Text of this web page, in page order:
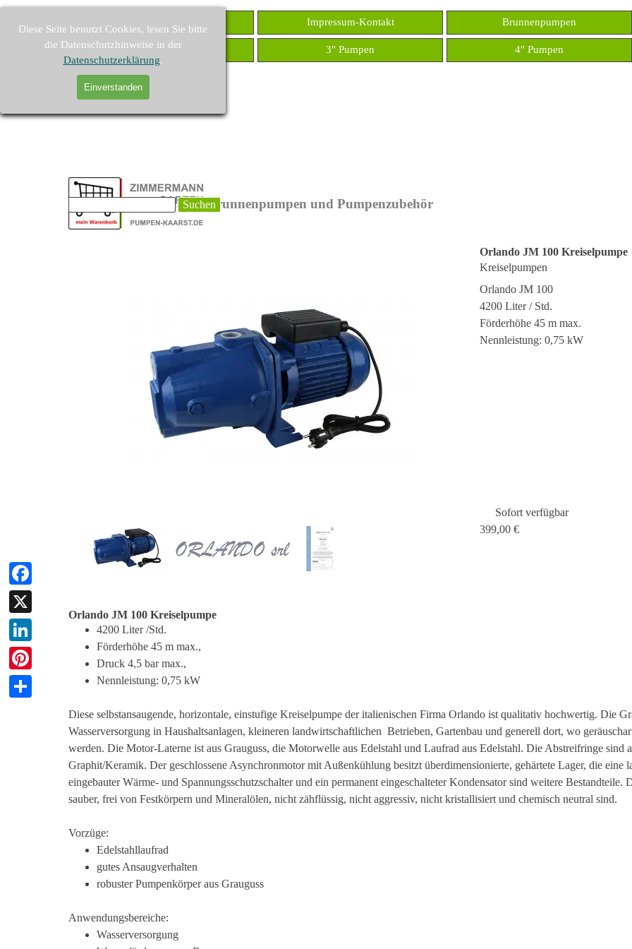
Diese Seite benutzt Cookies, lesen Sie bitte
die Datenschutzhinweise in der
Datenschutzerklärung.
Einverstanden
Direkt zum Seiteninhalt
Menü überspringen
Impressum-Kontakt Brunnenpumpen
Druckschalter ▼
3" Pumpen ▼
4" Pumpen
PUMPEN-KAARST - Brunnenpumpen und Pumpenzubehör
Suchen
Orlando JM 100 Kreiselpumpe
Kreiselpumpen
Orlando JM 100
4200 Liter / Std.
Förderhöhe 45 m max.
Nennleistung: 0,75 kW
Sofort verfügbar
399,00 €
Orlando JM 100 Kreiselpumpe
4200 Liter /Std.
Förderhöhe 45 m max.,
Druck 4,5 bar max.,
Nennleistung: 0,75 kW
Diese selbstansaugende, horizontale, einstufige Kreiselpumpe der italienischen Firma Orlando ist qualitativ hochwertig. Die
Wasserversorgung in Haushaltsanlagen, kleineren landwirtschaftlichen Betrieben, Gartenbau und generell dort, wo
werden. Die Motor-Laterne ist aus Grauguss, die Motorwelle aus Edelstahl und Laufrad aus Edelstahl. Die Abstreifringe sind
Graphit/Keramik. Der geschlossene Asynchronmotor mit Außenkühlung besitzt überdimensionierte, gehärtete Lager, die eine
eingebauter Wärme- und Spannungsschutzschalter und ein permanent eingeschalteter Kondensator sind weitere
sauber, frei von Festkörpern und Mineralölen, nicht zähflüssig, nicht aggressiv, nicht kristallisiert und chemisch neutral sind.
Vorzüge:
Edelstahllaufrad
gutes Ansaugverhalten
robuster Pumpenkörper aus Grauguss
Anwendungsbereiche:
Wasserversorgung
Facebook
X
LinkedIn
Pinterest